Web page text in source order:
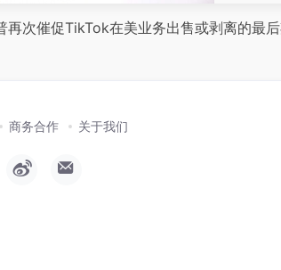
再次催促TikTok在美业务出售或剥离的最
商务合作 关于我们